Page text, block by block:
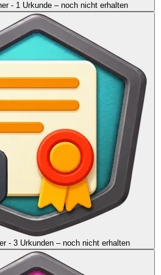
- 1 Urkunde – noch nicht erhalten
- 3 Urkunden – noch nicht erhalten